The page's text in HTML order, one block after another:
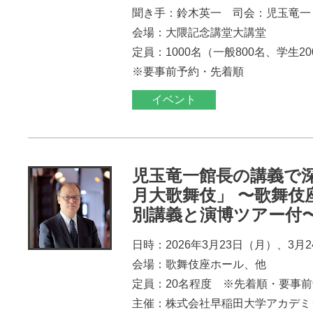
聞き手：鈴木英一 司会：児玉竜一
会場：大隈記念講堂大講堂
定員：1000名（一般800名、学生
※要事前予約・先着順
イベント
児玉竜一館長の講義で
月大歌舞伎」 〜歌舞伎
別講義と演博ツアー付
日時：2026年3月23日（月）、3月
会場：歌舞伎座ホール、他
定員：20名程度 ※先着順・要事前
主催：株式会社早稲田大学アカデ